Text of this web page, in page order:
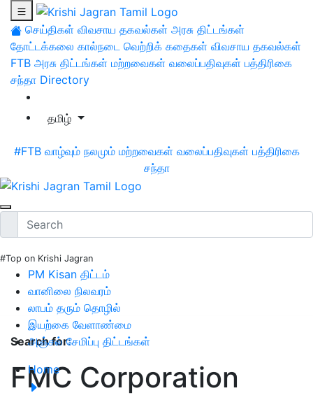
செய்திகள் விவசாய தகவல்கள் அரசு திட்டங்கள்
தோட்டக்கலை கால்நடை வெற்றிக் கதைகள் விவசாய தகவல்கள்
FTB அரசு திட்டங்கள் மற்றவைகள் வலைப்பதிவுகள் பத்திரிகை
சந்தா Directory
தமிழ்
#FTB வாழ்வும் நலமும் மற்றவைகள் வலைப்பதிவுகள் பத்திரிகை
சந்தா
#Top on Krishi Jagran
PM Kisan திட்டம்
வானிலை நிலவரம்
லாபம் தரும் தொழில்
இயற்கை வேளாண்மை
அஞ்சல் சேமிப்பு திட்டங்கள்
Home
Search for:
FMC Corporation